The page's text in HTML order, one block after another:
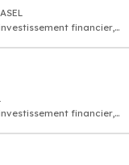
financier,
financier,